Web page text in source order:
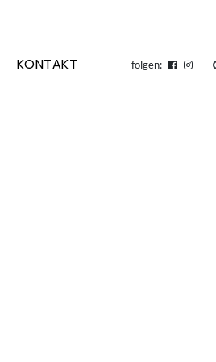
KONTAKT folgen: